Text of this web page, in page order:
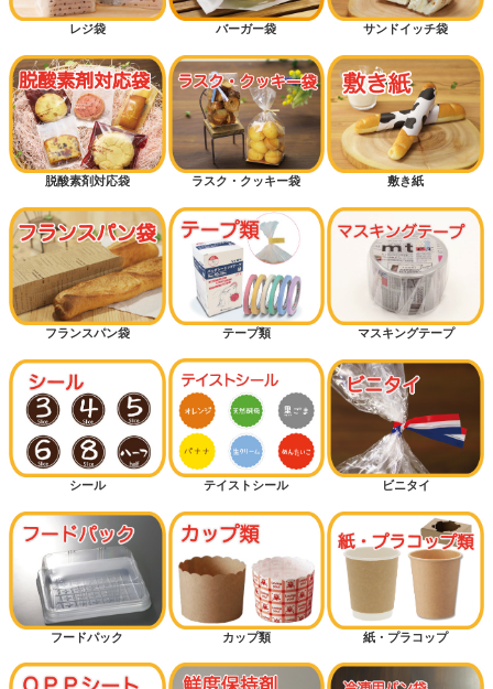
レジ袋 バーガー袋 サンドイッチ袋
脱酸素剤対応袋 ラスク・クッキー袋 敷き紙
フランスパン袋 テープ類 マスキングテープ
シール テイストシール ビニタイ
フードパック カップ類 紙・プラコップ